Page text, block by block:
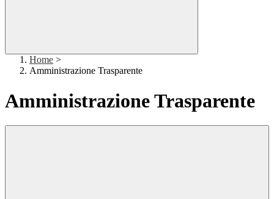
Home >
Amministrazione Trasparente
Amministrazione Trasparente